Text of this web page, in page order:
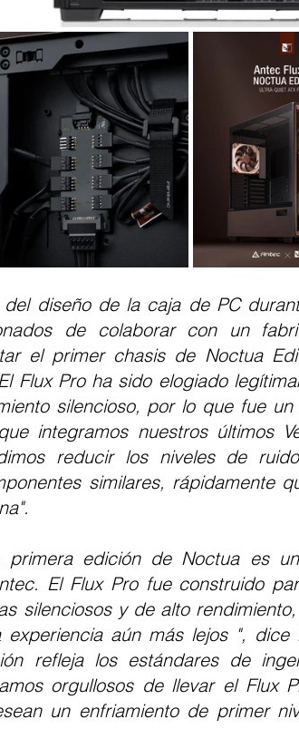
de colaborar con un
el primer chasis de Noctua
Flux Pro ha sido elogiado
silencioso, por lo que fue
integramos nuestros últimos
reducir los niveles de
similares, rápidamente
edición de Noctua es
El Flux Pro fue construido
silenciosos y de alto
aún más lejos ", dice
refleja los estándares de
orgullosos de llevar el Flux
un enfriamiento de primer